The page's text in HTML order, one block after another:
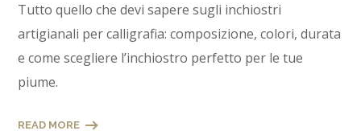
Tutto quello che devi sapere sugli inchiostri
artigianali per calligrafia: composizione, colori, durata
e come scegliere l’inchiostro perfetto per le tue
piume.
READ MORE